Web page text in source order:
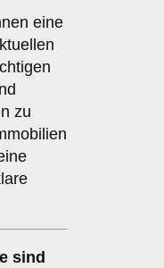
eine
zu
sind